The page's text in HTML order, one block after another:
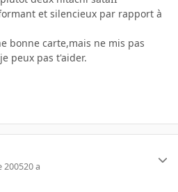
et silencieux par rapport à
bonne carte,mais ne mis pas
peux pas t'aider.
200520 a